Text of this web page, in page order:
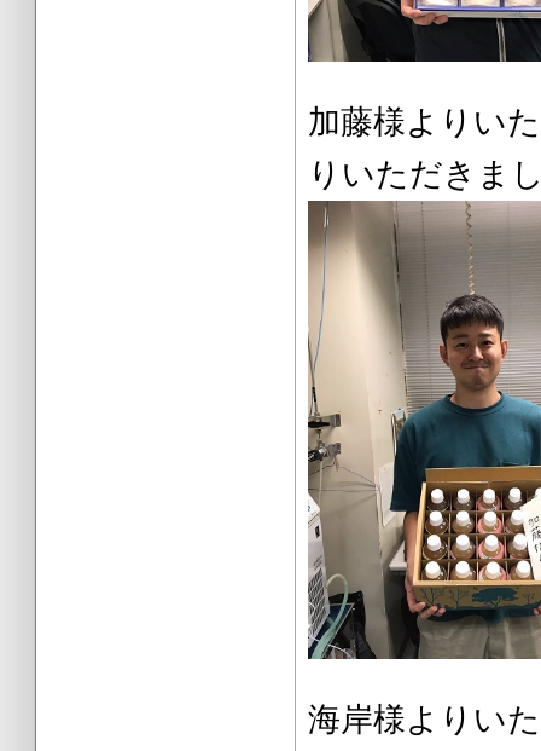
加藤様より
りいただきま
海岸様より